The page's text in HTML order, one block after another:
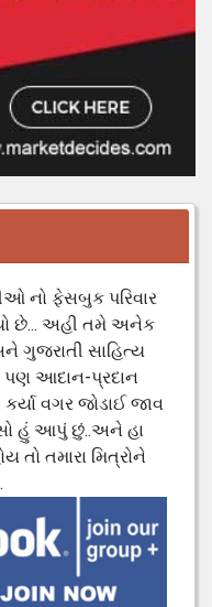
નો ફેસબુક પરિવાર
છે... અહી તમે અનેક
ગુજરાતી સાહિત્ય
પણ આદાન-પ્રદાન
વગર જોડાઈ જાવ
હું આપું છું..અને હા
તમારા મિત્રોને